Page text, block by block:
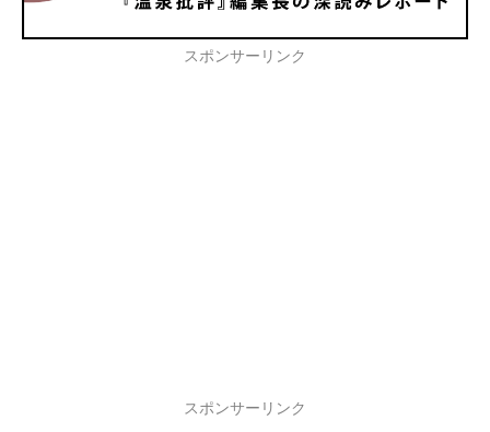
スポンサーリンク
スポンサーリンク